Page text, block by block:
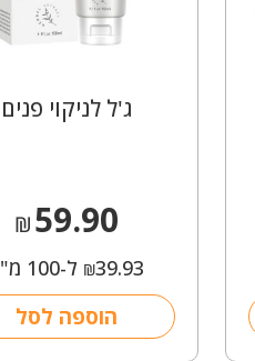
ג'ל לניקוי פנים
₪59.90
₪39.93 ל-100 מ"ל
הוספה לסל